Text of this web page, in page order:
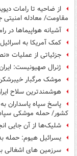
از ضاحیه تا رامات
مقاومت/ معادله
آشیانه هواپیماها در
کمک آمریکا به
جزئیاتی از عملیات
ژنرال صهیونیست:
موشک مرگبار
هوشمندترین سلاح
پاسخ سپاه پاسداران
کشور/ حمله موشکی
شلیک‌ها از آن جایی
یسرائیل هیوم: حمله
سرزمین های اشغالی